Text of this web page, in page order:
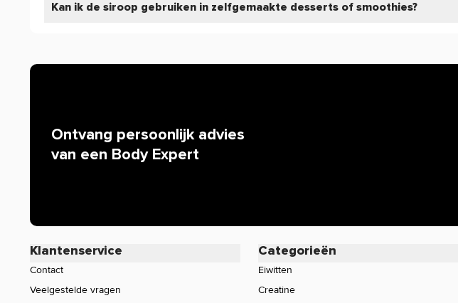
Helaas mogen wij tegenwoordig, door strenge EU-wetgeving, maar beperkt
mogen we bijvoorbeeld niets zeggen over de werking van cafeïne, terwijl de
Kan ik de siroop gebruiken in zelfgemaakte desserts of smoothies?
Ontvang persoonlijk advies
van een Body Expert
Klantenservice
Contact
Veelgestelde vragen
Categorieën
Eiwitten
Creatine